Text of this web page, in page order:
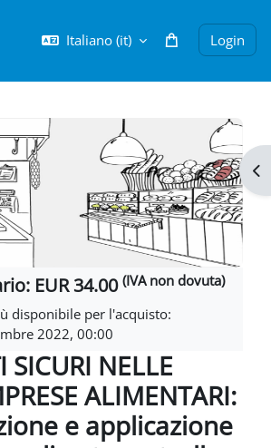
Italiano ‎(it)‎ Login
EUR 34.00(IVA non dovuta)
disponibile per l'acquisto:
2022, 00:00
SICURI NELLE
ALIMENTARI:
e applicazione